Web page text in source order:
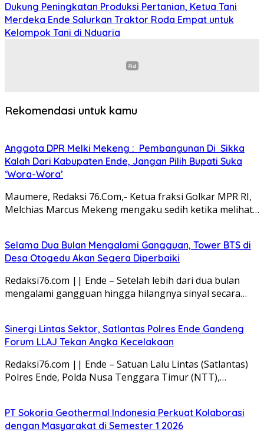
Dukung Peningkatan Produksi Pertanian, Ketua Tani
Merdeka Ende Salurkan Traktor Roda Empat untuk
Kelompok Tani di Nduaria
Rekomendasi untuk kamu
Anggota DPR Melki Mekeng : Pembangunan Di Sikka
Kalah Dari Kabupaten Ende, Jangan Pilih Bupati Suka
‘Wora-Wora’
Maumere, Redaksi 76.Com,- Ketua fraksi Golkar MPR RI,
Melchias Marcus Mekeng mengaku sedih ketika melihat…
Selama Dua Bulan Mengalami Gangguan, Tower BTS di
Desa Otogedu Akan Segera Diperbaiki
Redaksi76.com || Ende – Setelah lebih dari dua bulan
mengalami gangguan hingga hilangnya sinyal secara…
Sinergi Lintas Sektor, Satlantas Polres Ende Gandeng
Forum LLAJ Tekan Angka Kecelakaan
Redaksi76.com || Ende – Satuan Lalu Lintas (Satlantas)
Polres Ende, Polda Nusa Tenggara Timur (NTT),…
PT Sokoria Geothermal Indonesia Perkuat Kolaborasi
dengan Masyarakat di Semester 1 2026